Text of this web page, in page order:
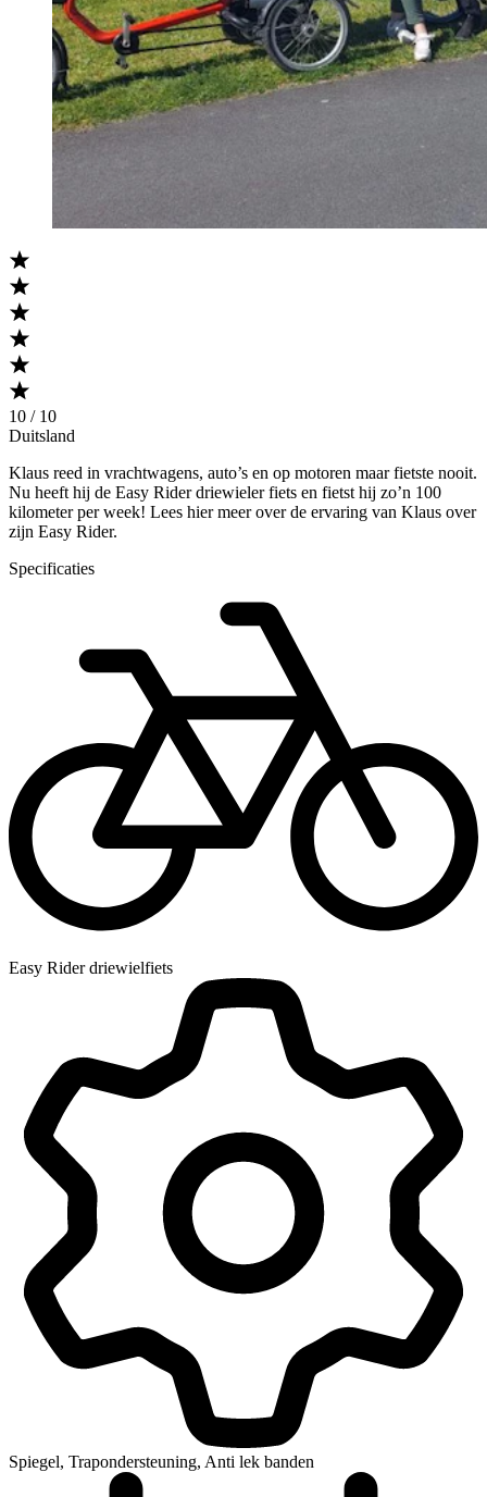
10 / 10
Duitsland
Klaus reed in vrachtwagens, auto’s en op motoren maar fietste nooit.
Nu heeft hij de Easy Rider driewieler fiets en fietst hij zo’n 100
kilometer per week! Lees hier meer over de ervaring van Klaus over
zijn Easy Rider.
Specificaties
Easy Rider driewielfiets
Spiegel, Trapondersteuning, Anti lek banden